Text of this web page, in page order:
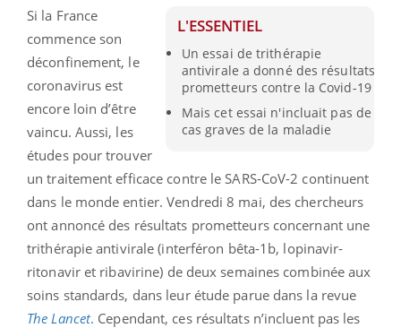
L'ESSENTIEL
Un essai de trithérapie
antivirale a donné des résultats
prometteurs contre la Covid-19
Mais cet essai n'incluait pas de
cas graves de la maladie
Si la France
commence son
déconfinement, le
coronavirus est
encore loin d’être
vaincu. Aussi, les
études pour trouver
un traitement efficace contre le SARS-CoV-2 continuent
dans le monde entier. Vendredi 8 mai, des chercheurs
ont annoncé des résultats prometteurs concernant une
trithérapie antivirale (interféron bêta-1b, lopinavir-
ritonavir et ribavirine) de deux semaines combinée aux
soins standards, dans leur étude parue dans la revue
The Lancet. Cependant, ces résultats n’incluent pas les